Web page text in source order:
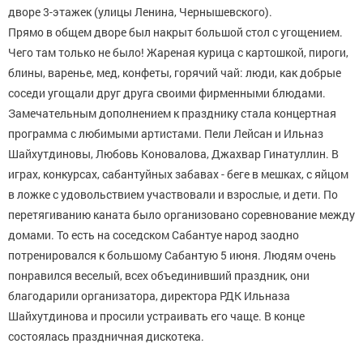
дворе 3-этажек (улицы Ленина, Чернышевского).
Прямо в общем дворе был накрыт большой стол с угощением.
Чего там только не было! Жареная курица с картошкой, пироги,
блины, варенье, мед, конфеты, горячий чай: люди, как добрые
соседи угощали друг друга своими фирменными блюдами.
Замечательным дополнением к празднику стала концертная
программа с любимыми артистами. Пели Лейсан и Ильназ
Шайхутдиновы, Любовь Коновалова, Джахвар Гинатуллин. В
играх, конкурсах, сабантуйных забавах - беге в мешках, с яйцом
в ложке с удовольствием участвовали и взрослые, и дети. По
перетягиванию каната было организовано соревнование между
домами. То есть на соседском Сабантуе народ заодно
потренировался к большому Сабантую 5 июня. Людям очень
понравился веселый, всех объединивший праздник, они
благодарили организатора, директора РДК Ильназа
Шайхутдинова и просили устраивать его чаще. В конце
состоялась праздничная дискотека.